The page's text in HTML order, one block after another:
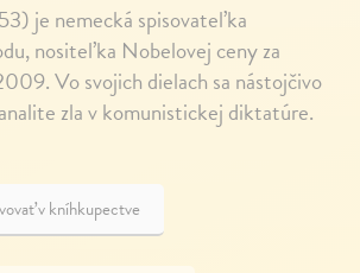
je nemecká spisovateľka
nositeľka Nobelovej ceny za
Vo svojich dielach sa nástojčivo
zla v komunistickej diktatúre.
v kníhkupectve